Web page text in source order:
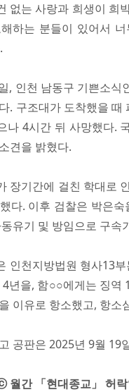
없는 사랑과 희생이 희
하는 분들이 있어서
, 인천 남동구 기쁜소식
. 구조대가 도착했을
나 4시간 뒤 사망했다.
견을 밝혔다.
장기간에 걸친 학대로
다. 이후 검찰은 박은
유기 및 방임으로 구속
인천지방법원 형사13
년을, 함○○에게는 징역
이유로 항소했고, 항소
공판은 2025년 9월 19
간 「현대종교」 허락